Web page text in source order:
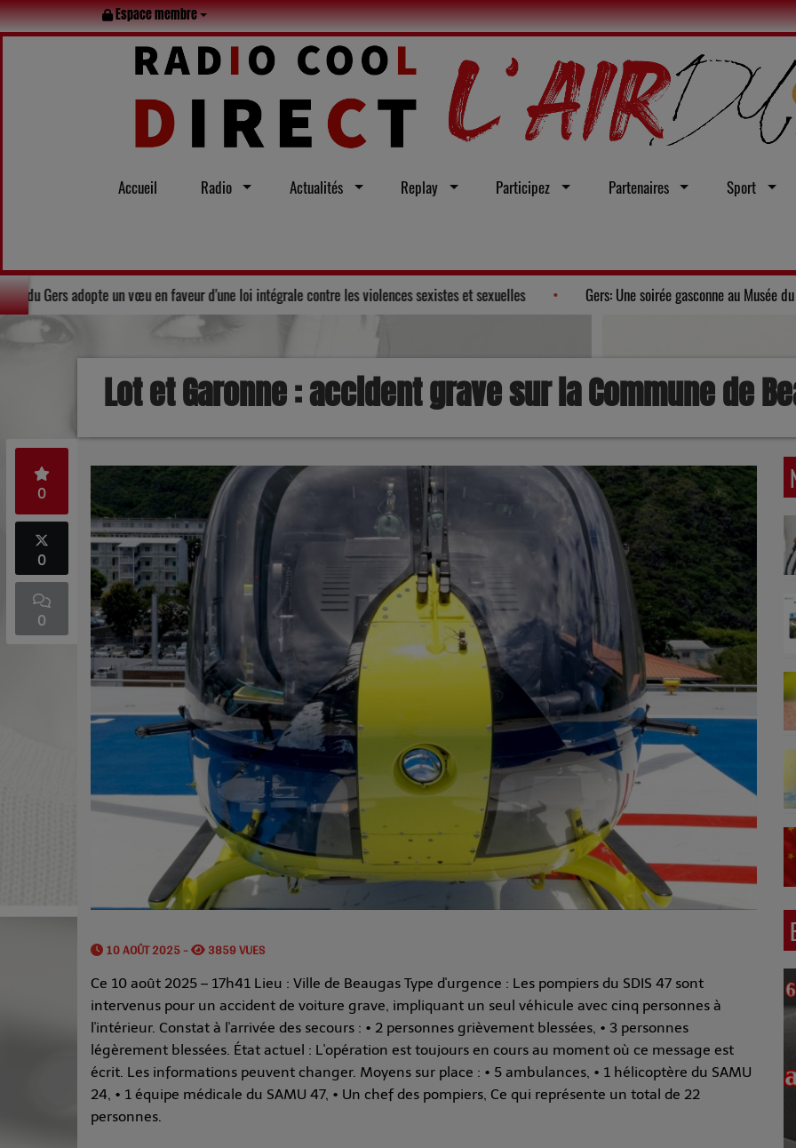
Espace membre
Accueil Radio Actualités Replay Participez Partenaires Sport
Solidarité : Le Conseil départemental du Gers adopte un vœu en faveur d'une loi intégrale contre les violences sexistes et sexuelles
Lot et Garonne : accident grave sur la Commune de
0
0
0
10 AOÛT 2025 - 3859 VUES
Ce 10 août 2025 – 17h41 Lieu : Ville de Beaugas Type d'urgence : Les pompiers du SDIS 47 sont
intervenus pour un accident de voiture grave, impliquant un seul véhicule avec cinq personnes à
l'intérieur. Constat à l'arrivée des secours : • 2 personnes grièvement blessées, • 3 personnes
légèrement blessées. État actuel : L'opération est toujours en cours au moment où ce message est
écrit. Les informations peuvent changer. Moyens sur place : • 5 ambulances, • 1 hélicoptère du SAMU
24, • 1 équipe médicale du SAMU 47, • Un chef des pompiers, Ce qui représente un total de 22
personnes.